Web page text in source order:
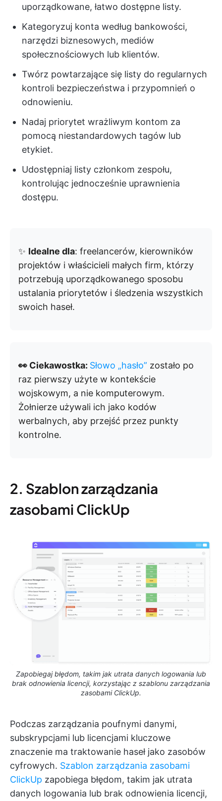
uporządkowane, łatwo dostępne listy.
Kategoryzuj konta według bankowości,
narzędzi biznesowych, mediów
społecznościowych lub klientów.
Twórz powtarzające się listy do regularnych
kontroli bezpieczeństwa i przypomnień o
odnowieniu.
Nadaj priorytet wrażliwym kontom za
pomocą niestandardowych tagów lub
etykiet.
Udostępniaj listy członkom zespołu,
kontrolując jednocześnie uprawnienia
dostępu.
✨ Idealne dla: freelancerów, kierowników
projektów i właścicieli małych firm, którzy
potrzebują uporządkowanego sposobu
ustalania priorytetów i śledzenia wszystkich
swoich haseł.
👀 Ciekawostka: Słowo „hasło” zostało po
raz pierwszy użyte w kontekście
wojskowym, a nie komputerowym.
Żołnierze używali ich jako kodów
werbalnych, aby przejść przez punkty
kontrolne.
2. Szablon zarządzania
zasobami ClickUp
Zapobiegaj błędom, takim jak utrata danych logowania lub
brak odnowienia licencji, korzystając z szablonu zarządzania
zasobami ClickUp.
Podczas zarządzania poufnymi danymi,
subskrypcjami lub licencjami kluczowe
znaczenie ma traktowanie haseł jako zasobów
cyfrowych. Szablon zarządzania zasobami
ClickUp zapobiega błędom, takim jak utrata
danych logowania lub brak odnowienia licencji,